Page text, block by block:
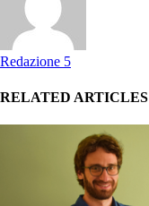
Redazione 5
RELATED ARTICLES